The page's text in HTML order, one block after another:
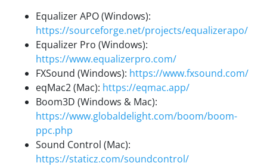
Equalizer APO (Windows):
https://sourceforge.net/projects/equalizerapo/
Equalizer Pro (Windows):
https://www.equalizerpro.com/
FXSound (Windows): https://www.fxsound.com/
eqMac2 (Mac): https://eqmac.app/
Boom3D (Windows & Mac):
https://www.globaldelight.com/boom/boom-
ppc.php
Sound Control (Mac):
https://staticz.com/soundcontrol/